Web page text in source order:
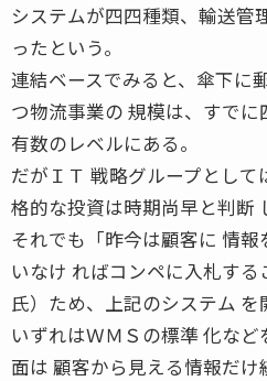
システムが四四種類、輸送管
ったという。
連結ベースでみると、傘下に
つ物流事業の 規模は、すで
有数のレベルにある。
だがＩＴ 戦略グループとし
格的な投資は時期尚早と判断
それでも「昨今は顧客に 情
いなけ ればコンペに入札す
氏）ため、上記のシステム を
いずれはＷＭＳの標準 化な
面は 顧客から見える情報だけ